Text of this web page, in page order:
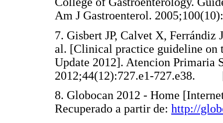
Am J Gastroenterol.
7. Gisbert JP, Calvet X,
al. [Clinical practice guideline on
Update 2012]. Atencion Primaria
2012;44(12):727.e1-
8. Globocan 2012 - Home
Recuperado a partir de: http://